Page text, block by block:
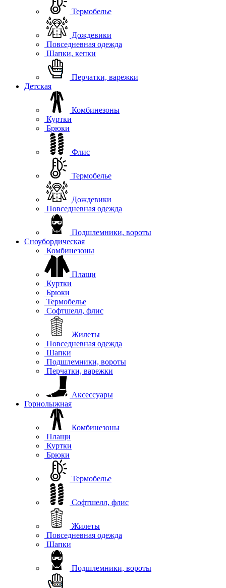
Термобелье
Дождевики
Повседневная одежда
Шапки, кепки
Перчатки, варежки
Детская
Комбинезоны
Куртки
Брюки
Флис
Термобелье
Дождевики
Повседневная одежда
Подшлемники, вороты
Сноубордическая
Комбинезоны
Плащи
Куртки
Брюки
Термобелье
Софтшелл, флис
Жилеты
Повседневная одежда
Шапки
Подшлемники, вороты
Перчатки, варежки
Аксессуары
Горнолыжная
Комбинезоны
Плащи
Куртки
Брюки
Термобелье
Софтшелл, флис
Жилеты
Повседневная одежда
Шапки
Подшлемники, вороты